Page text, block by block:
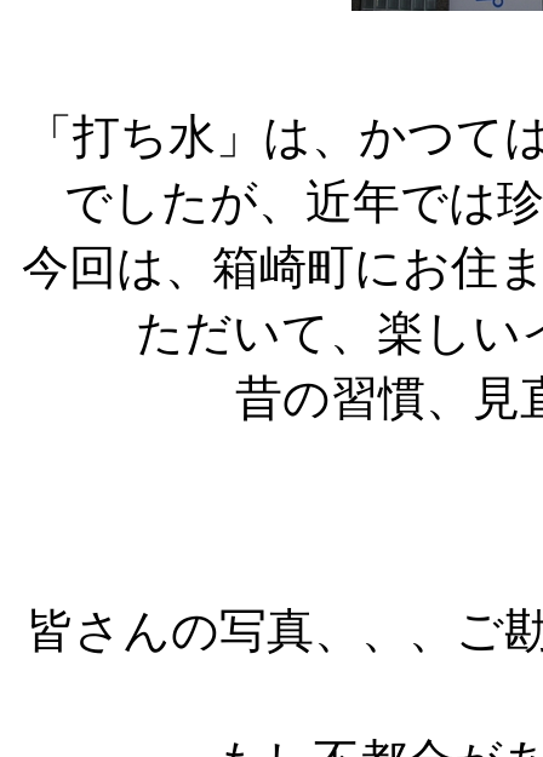
「打ち水」は、かつて
でしたが、近年では
今回は、箱崎町にお住
ただいて、楽しい
昔の習慣、見
皆さんの写真、、、ご